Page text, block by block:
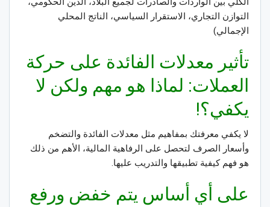
التوازن التجاري، الاستقرار السياسي، الناتج المحلي
الإجمالي)
تأثير معدلات الفائدة على حركة
العملات: لماذا هو مهم ولكن لا
يكفي؟!
لا يكفي معرفتك بمفاهيم مثل معدلات الفائدة والتضخم
وأسعار الصرف لتحصل على الرفاهية المالية، الأهم من ذلك
هو فهم كيفية تطبيقها والتدريب عليها.
على أي أساس يتم خفض ورفع